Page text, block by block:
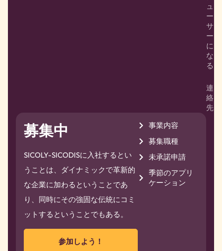
ュ
ー
サ
ー
に
な
る
連
絡
先
募集中
SICOLY-SICODISに入社するとい
うことは、ダイナミックで革新的
な企業に加わるということであ
り、同時にその強固な伝統にコミ
ットするということでもある。
参加しよう！
事業内容
募集職種
未承諾申請
季節のアプリ
ケーション